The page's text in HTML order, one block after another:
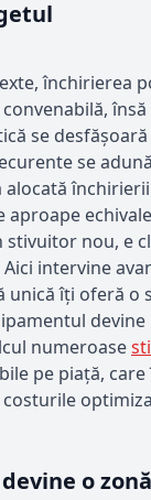
închirierea
se
se
alocată
aproape
nou, e
intervine
unică îți oferă o
numeroase
pe piață, care
o